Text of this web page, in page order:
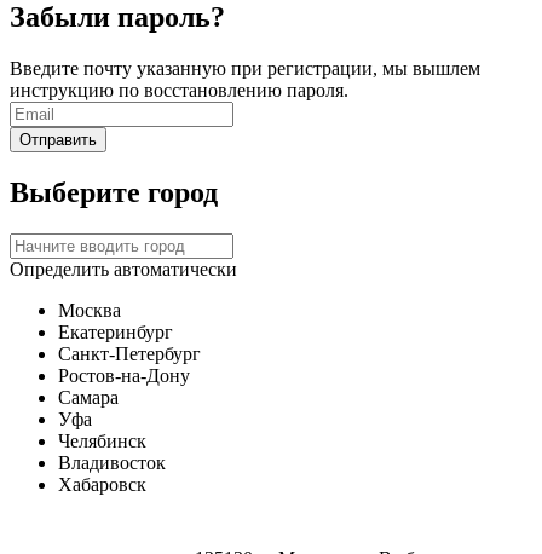
Забыли пароль?
Введите почту указанную при регистрации, мы вышлем
инструкцию по восстановлению пароля.
Выберите город
Определить автоматически
Москва
Екатеринбург
Санкт-Петербург
Ростов-на-Дону
Самара
Уфа
Челябинск
Владивосток
Хабаровск